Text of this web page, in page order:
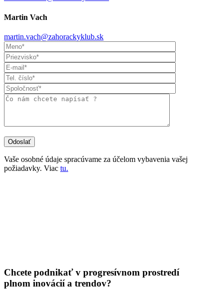
Martin Vach
martin.vach@zahorackyklub.sk
Vaše osobné údaje spracúvame za účelom vybavenia vašej
požiadavky. Viac tu.
Chcete podnikať v progresívnom prostredí
plnom inovácií a trendov?